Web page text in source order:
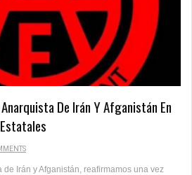
De Irán Y Afganistán En
de Irán y Afganistán, reafirmamos una vez